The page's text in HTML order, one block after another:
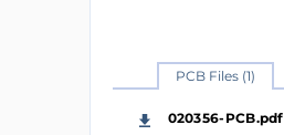
PCB Files (1)
020356-PCB.pdf